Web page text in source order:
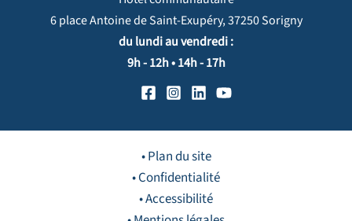
6 place Antoine de Saint-Exupéry, 37250 Sorigny
du lundi au vendredi :
9h - 12h • 14h - 17h
• Plan du site
• Confidentialité
• Accessibilité